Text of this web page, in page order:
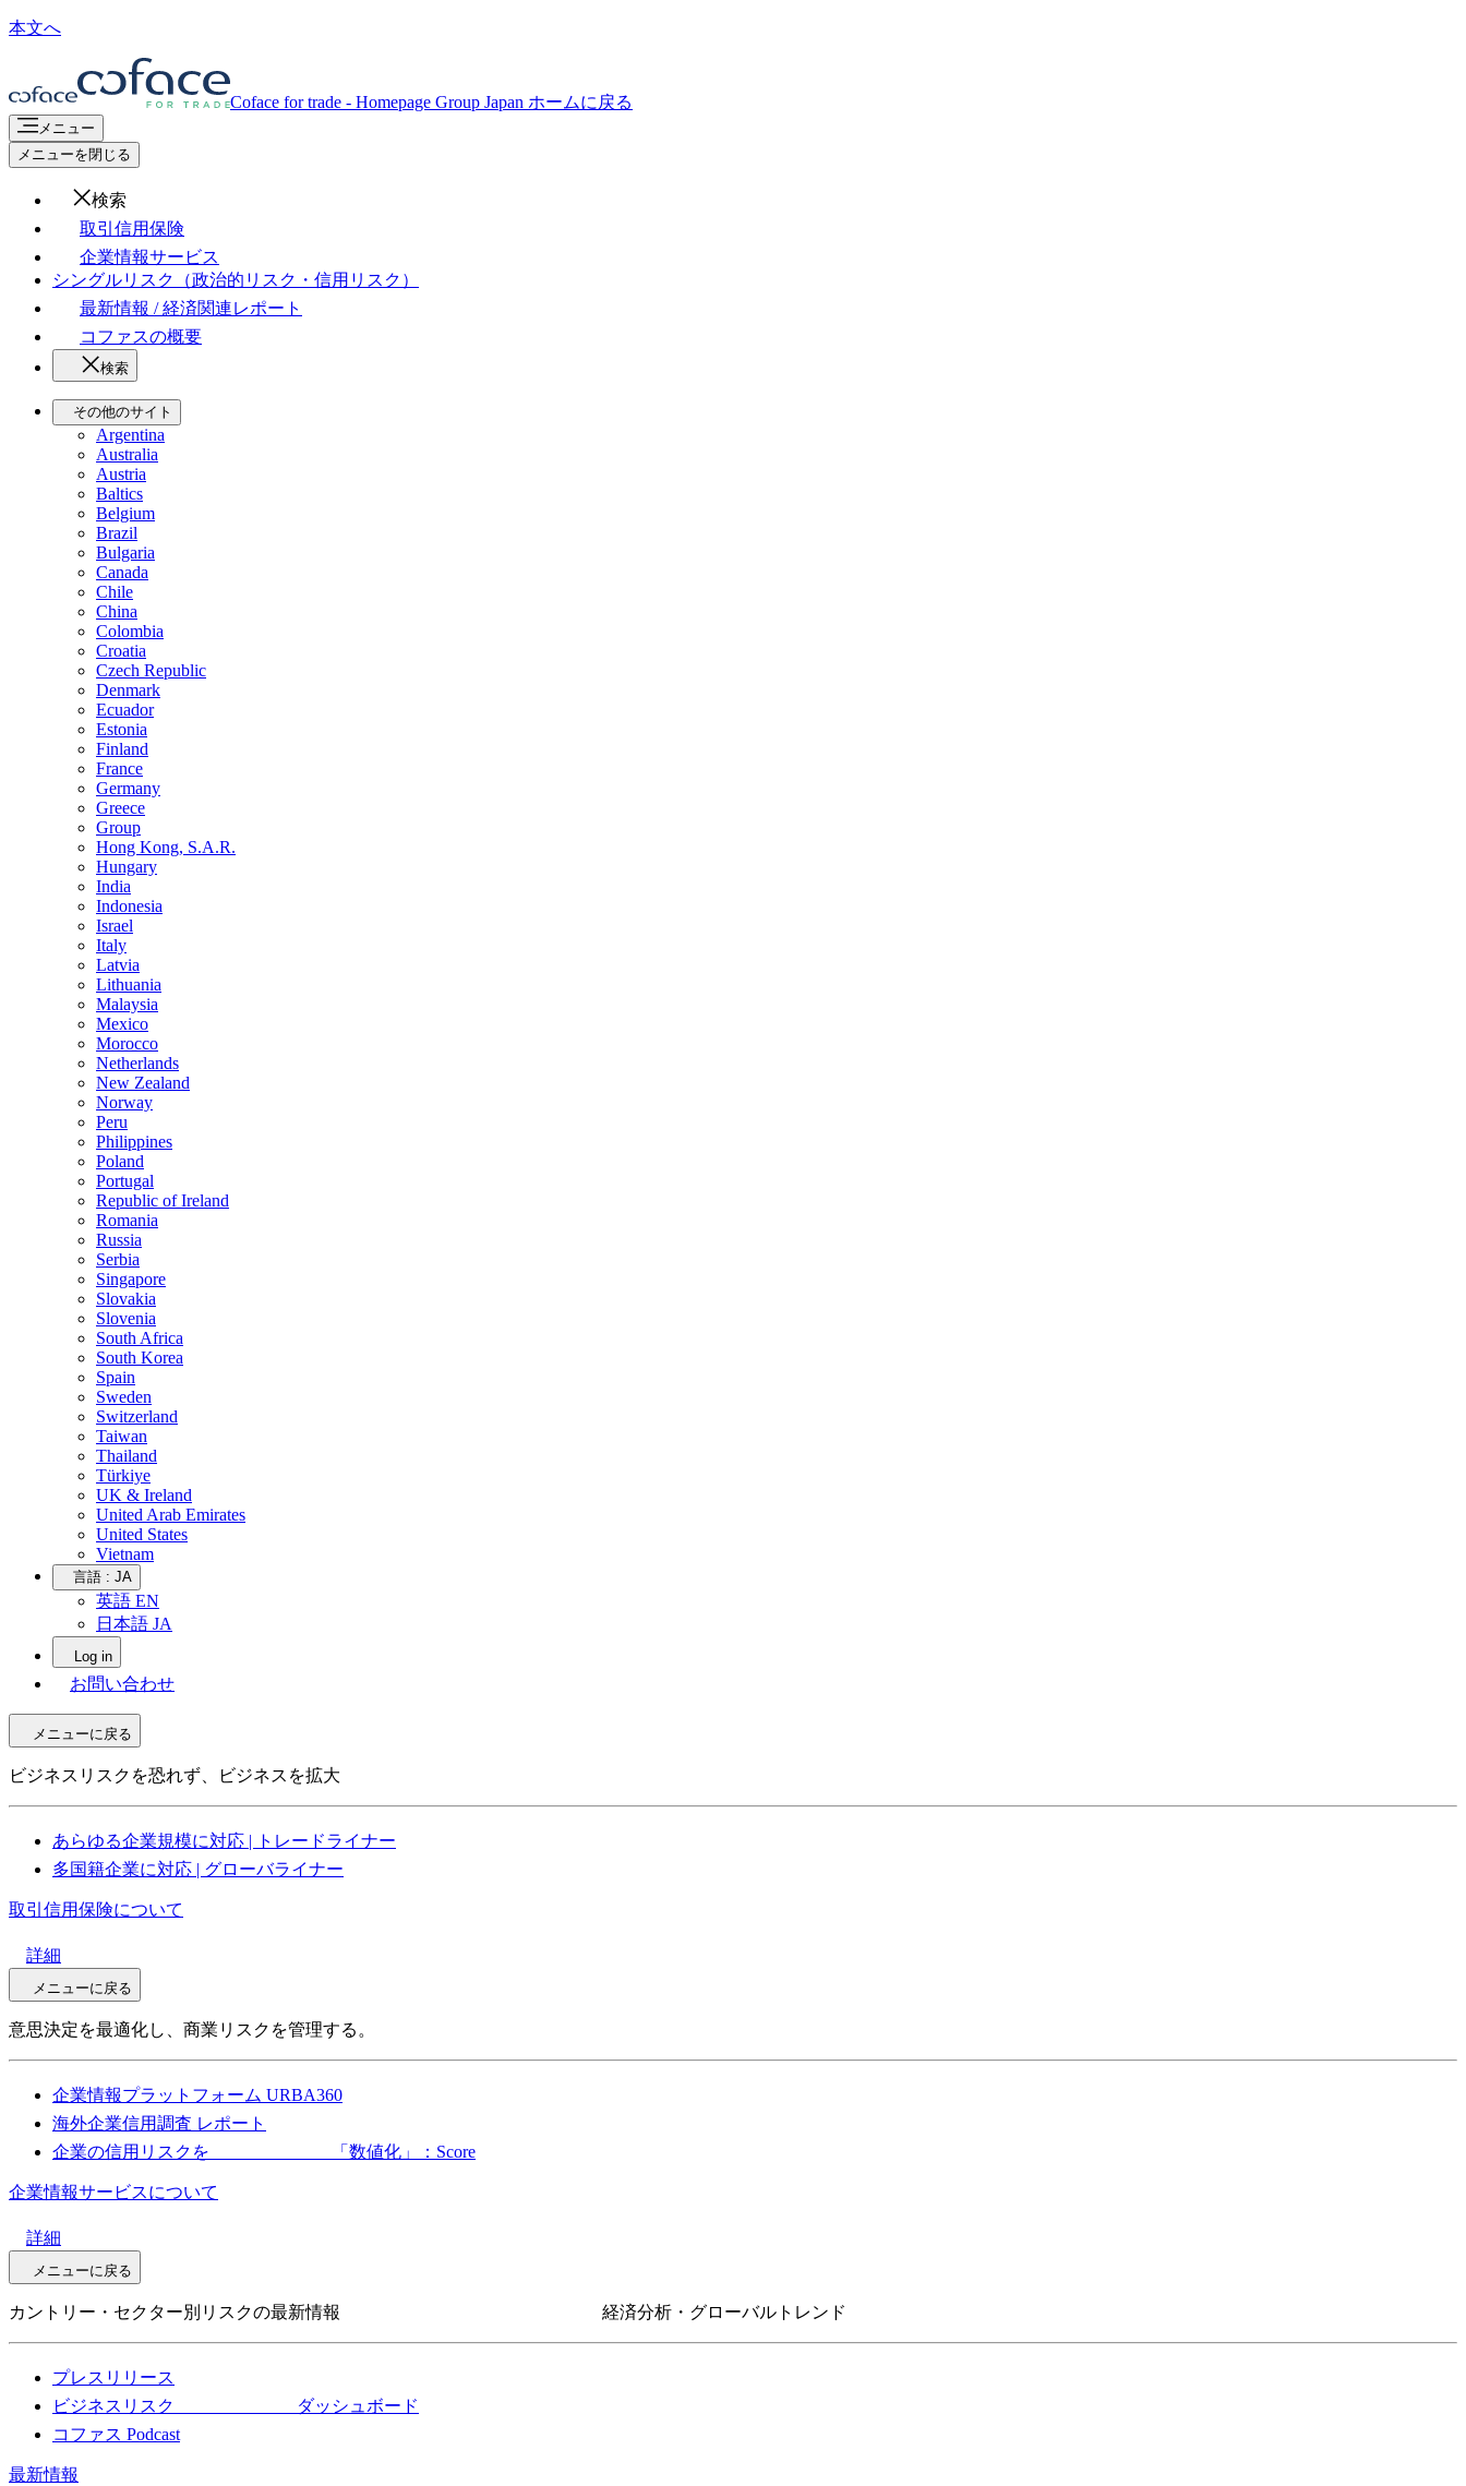
本文へ
Coface for trade - Homepage Group Japan ホームに戻る
メニュー
メニューを閉じる
検索
取引信用保険
企業情報サービス
シングルリスク（政治的リスク・信用リスク）
最新情報 / 経済関連レポート
コファスの概要
検索
その他のサイト
Argentina
Australia
Austria
Baltics
Belgium
Brazil
Bulgaria
Canada
Chile
China
Colombia
Croatia
Czech Republic
Denmark
Ecuador
Estonia
Finland
France
Germany
Greece
Group
Hong Kong, S.A.R.
Hungary
India
Indonesia
Israel
Italy
Latvia
Lithuania
Malaysia
Mexico
Morocco
Netherlands
New Zealand
Norway
Peru
Philippines
Poland
Portugal
Republic of Ireland
Romania
Russia
Serbia
Singapore
Slovakia
Slovenia
South Africa
South Korea
Spain
Sweden
Switzerland
Taiwan
Thailand
Türkiye
UK & Ireland
United Arab Emirates
United States
Vietnam
言語 : JA
英語 EN
日本語 JA
Log in
お問い合わせ
メニューに戻る
ビジネスリスクを恐れず、ビジネスを拡大
あらゆる企業規模に対応 | トレードライナー
多国籍企業に対応 | グローバライナー
取引信用保険について
詳細
メニューに戻る
意思決定を最適化し、商業リスクを管理する。
企業情報プラットフォーム URBA360
海外企業信用調査 レポート
企業の信用リスクを 「数値化」：Score
企業情報サービスについて
詳細
メニューに戻る
カントリー・セクター別リスクの最新情報 経済分析・グローバルトレンド
プレスリリース
ビジネスリスク ダッシュボード
コファス Podcast
最新情報